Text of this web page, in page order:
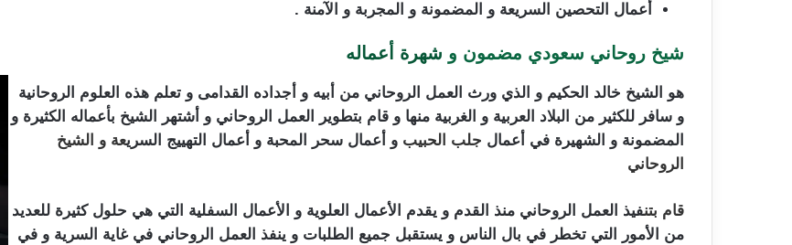
أعمال التحصين السريعة و المضمونة و المجربة و الآمنة .
شيخ روحاني سعودي مضمون و شهرة أعماله
هو الشيخ خالد الحكيم و الذي ورث العمل الروحاني من أبيه و أجداده القدامى و تعلم هذه العلوم الروحانية
و سافر للكثير من البلاد العربية و الغربية منها و قام بتطوير العمل الروحاني و أشتهر الشيخ بأعماله الكثيرة و
المضمونة و الشهيرة في أعمال جلب الحبيب و أعمال سحر المحبة و أعمال التهييج السريعة و الشيخ
الروحاني
قام بتنفيذ العمل الروحاني منذ القدم و يقدم الأعمال العلوية و الأعمال السفلية التي هي حلول كثيرة للعديد
من الأمور التي تخطر في بال الناس و يستقبل جميع الطلبات و ينفذ العمل الروحاني في غاية السرية و في